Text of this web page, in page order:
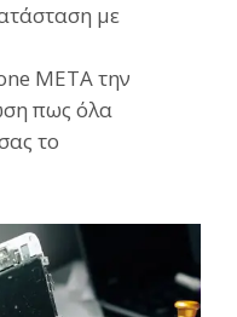
με
ΜΕΤΑ την
πως όλα
το